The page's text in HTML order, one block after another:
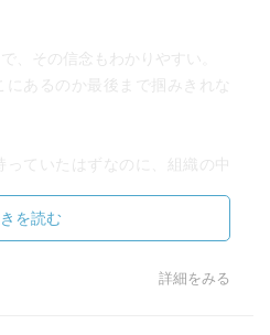
、その信念もわかりやすい。
あるのか最後まで掴みきれな
っていたはずなのに、組織の中
れとも流されてしまった結果な
ざっと読み返してみたけど、
はりはっきりとは掴めなかっ
を読む
詳細をみる